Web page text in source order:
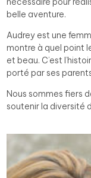
belle aventure.
Audrey est une
montre à quel point
et beau. C’est
porté par ses
Nous sommes fiers
soutenir la diversité